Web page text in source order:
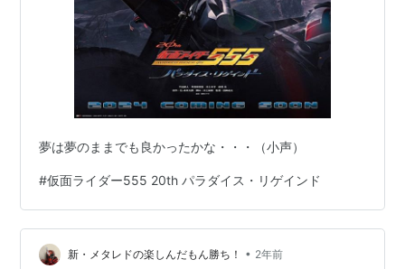
夢は夢のままでも良かったかな・・・（小声）
#仮面ライダー555 20th パラダイス・リゲインド
新・メタレドの楽しんだもん勝ち！ • 2年前